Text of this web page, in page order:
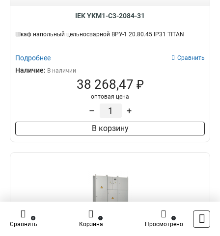
IEK YKM1-C3-2084-31
Шкаф напольный цельносварной ВРУ-1 20.80.45 IP31 TITAN
Подробнее Сравнить
Наличие: В наличии
38 268,47 ₽
оптовая цена
– +
В корзину
Сравнить
0
Корзина
0
Просмотрено
0